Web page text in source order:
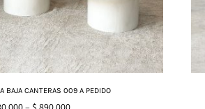
BAJA CANTERAS 009 A PEDIDO